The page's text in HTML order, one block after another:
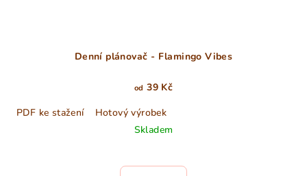
Denní plánovač - Flamingo Vibes
od 39 Kč
PDF ke stažení
Hotový výrobek
Skladem